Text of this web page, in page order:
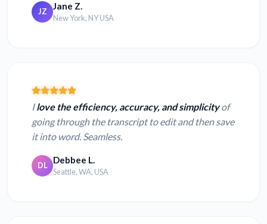
JZ Jane Z.
New York, NY USA
Ilove the efficiency, accuracy, and simplicityof
going through the transcript to edit and then save
it into word. Seamless.
DL Debbee L.
Seattle, WA, USA